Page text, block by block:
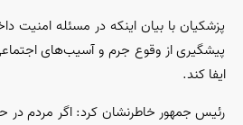
پزشکیان با بیان اینکه در مسئله امنیت
پیشگیری از وقوع جرم و آسیب‌های
ایفا کند.
رئیس جمهور خاطرنشان کرد: اگر مردم در